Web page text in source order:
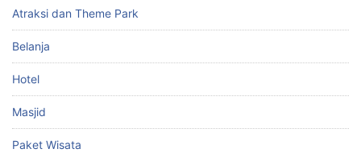
Atraksi dan Theme Park
Belanja
Hotel
Masjid
Paket Wisata